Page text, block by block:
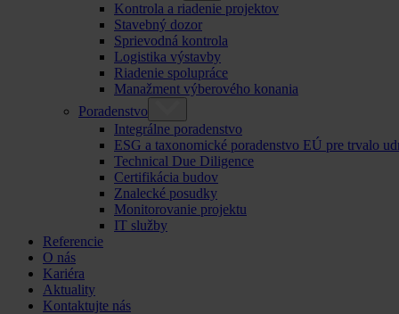
Kontrola a riadenie projektov
Stavebný dozor
Sprievodná kontrola
Logistika výstavby
Riadenie spolupráce
Manažment výberového konania
Poradenstvo
Integrálne poradenstvo
ESG a taxonomické poradenstvo EÚ pre trvalo
Technical Due Diligence
Certifikácia budov
Znalecké posudky
Monitorovanie projektu
IT služby
Referencie
O nás
Kariéra
Aktuality
Kontaktujte nás